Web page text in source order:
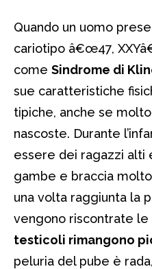
Quando un uomo
cariotipo â€œ47,
come Sindrome di
sue caratteristiche
tipiche, anche se
nascoste. Durante
essere dei ragazzi alti
gambe e braccia
una volta raggiunta la
vengono riscontrate le
testicoli rimangono
peluria del pube è